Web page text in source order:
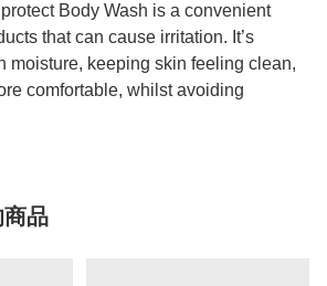
Body Wash is a convenient
that can cause irritation. It’s
moisture, keeping skin feeling clean,
comfortable, whilst avoiding
品